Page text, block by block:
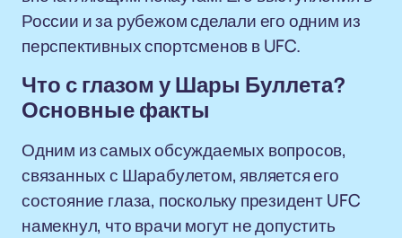
России и за рубежом сделали его одним из
перспективных спортсменов в UFC.
Что с глазом у Шары Буллета?
Основные факты
Одним из самых обсуждаемых вопросов,
связанных с Шарабулетом, является его
состояние глаза, поскольку президент UFC
намекнул, что врачи могут не допустить